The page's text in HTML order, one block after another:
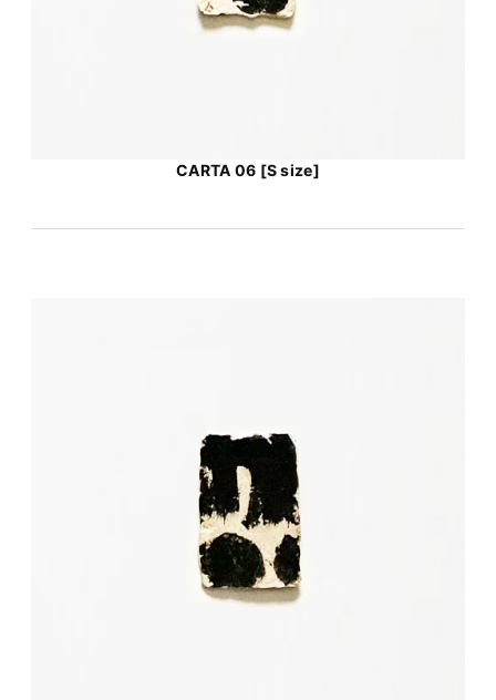
CARTA 06 [S size]